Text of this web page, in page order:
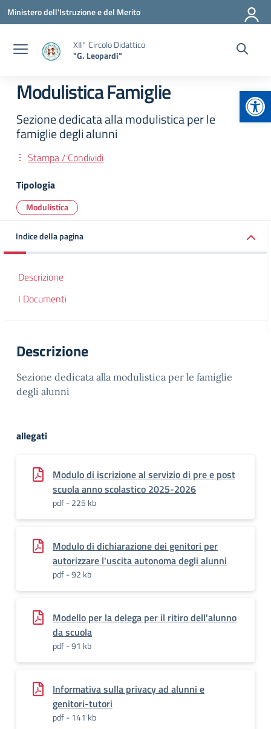
Vai ai contenuti
Vai al menu di navigazione
Vai al footer
Ministero dell'Istruzione e del Merito
XII° Circolo Didattico
"G. Leopardi"
Modulistica Famiglie
Sezione dedicata alla modulistica per le
famiglie degli alunni
Stampa / Condividi
Tipologia
Modulistica
Indice della pagina
Descrizione
I Documenti
Descrizione
Sezione dedicata alla modulistica per le famiglie
degli alunni
allegati
Modulo di iscrizione al servizio di pre e post
scuola anno scolastico 2025-2026
pdf - 225 kb
Modulo di dichiarazione dei genitori per
autorizzare l'uscita autonoma degli alunni
pdf - 92 kb
Modello per la delega per il ritiro dell'alunno
da scuola
pdf - 91 kb
Informativa sulla privacy ad alunni e
genitori-tutori
pdf - 141 kb